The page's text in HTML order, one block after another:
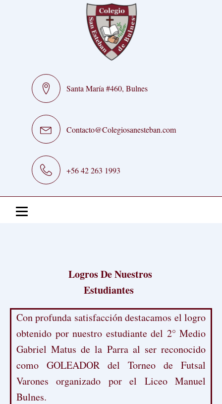
Santa María #460, Bulnes
Contacto@Colegiosanesteban.com
+56 42 263 1993
Logros De Nuestros
Estudiantes
Con profunda satisfacción destacamos el logro
obtenido por nuestro estudiante del 2° Medio
Gabriel Matus de la Parra al ser reconocido
como GOLEADOR del Torneo de Futsal
Varones organizado por el Liceo Manuel
Bulnes.